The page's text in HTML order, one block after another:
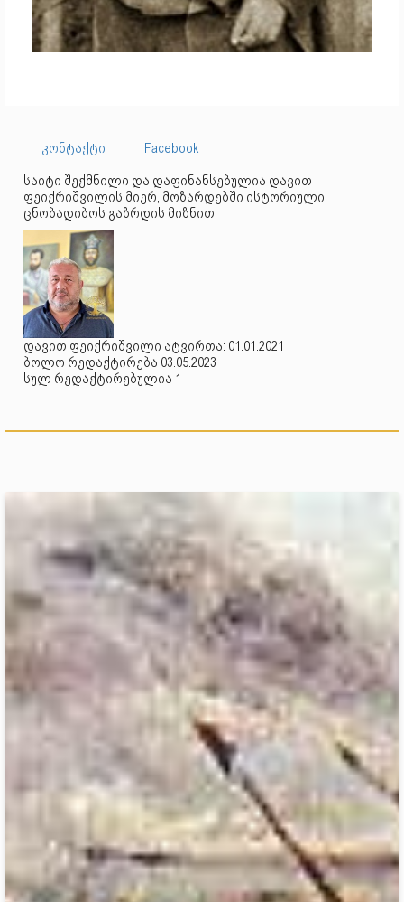
კონტაქტი
Facebook
საიტი შექმნილი და დაფინანსებულია დავით
ფეიქრიშვილის მიერ, მოზარდებში ისტორიული
ცნობადიბოს გაზრდის მიზნით.
დავით ფეიქრიშვილი ატვირთა: 01.01.2021
ბოლო რედაქტირება 03.05.2023
სულ რედაქტირებულია 1